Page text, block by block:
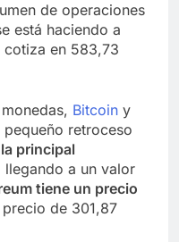
de operaciones
está haciendo a
cotiza en 583,73
Bitcoin y
retroceso
la principal
llegando a un valor
tiene un precio
de 301,87